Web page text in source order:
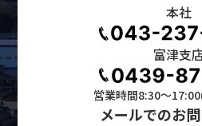
本社
富津支
営業時間8:30〜
メールでのお